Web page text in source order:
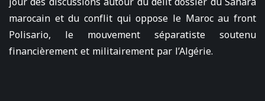
marocain et du conflit qui oppose le Maroc au front
Polisario, le mouvement séparatiste soutenu
financièrement et militairement par l’Algérie.